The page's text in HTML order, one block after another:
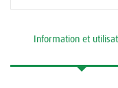
Information et